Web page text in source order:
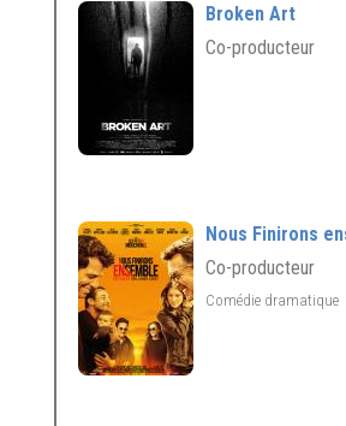
Broken Art
Co-producteur
Nous Finirons
Co-producteur
Comédie dramatique